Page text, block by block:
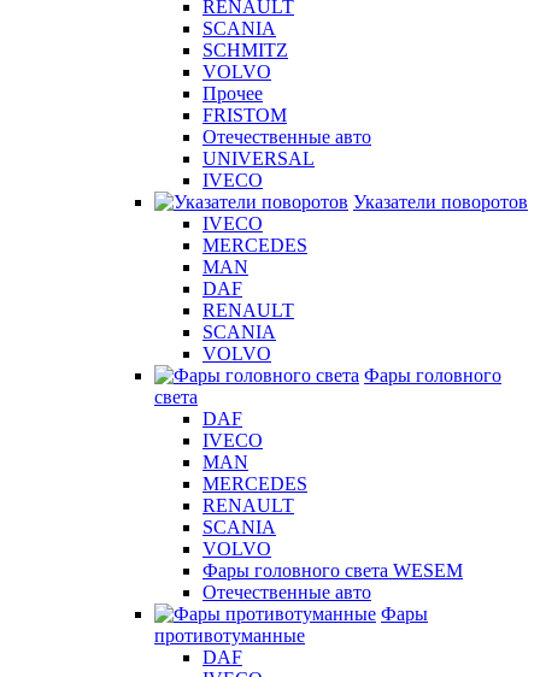
RENAULT
SCANIA
SCHMITZ
VOLVO
Прочее
FRISTOM
Отечественные авто
UNIVERSAL
IVECO
Указатели поворотов
IVECO
MERCEDES
MAN
DAF
RENAULT
SCANIA
VOLVO
Фары головного
света
DAF
IVECO
MAN
MERCEDES
RENAULT
SCANIA
VOLVO
Фары головного света WESEM
Отечественные авто
Фары
противотуманные
DAF